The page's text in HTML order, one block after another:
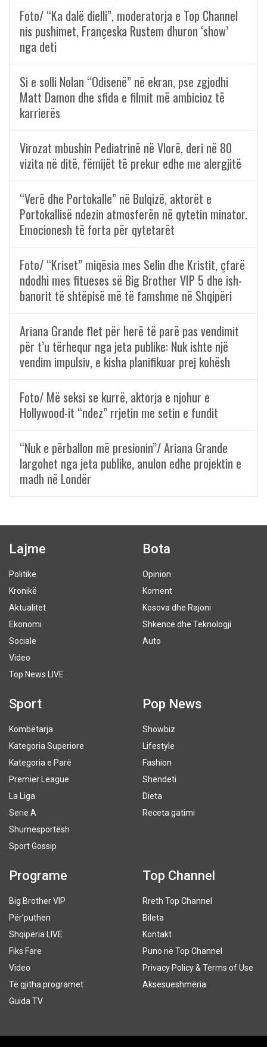
Foto/ “Ka dalë dielli”, moderatorja e Top Channel
nis pushimet, Françeska Rustem dhuron ‘show’
nga deti
Si e solli Nolan “Odisenë” në ekran, pse zgjodhi
Matt Damon dhe sfida e filmit më ambicioz të
karrierës
Virozat mbushin Pediatrinë në Vlorë, deri në 80
vizita në ditë, fëmijët të prekur edhe me alergjitë
“Verë dhe Portokalle” në Bulqizë, aktorët e
Portokallisë ndezin atmosferën në qytetin minator.
Emocionesh të forta për qytetarët
Foto/ “Kriset” miqësia mes Selin dhe Kristit, çfarë
ndodhi mes fitueses së Big Brother VIP 5 dhe ish-
banorit të shtëpisë më të famshme në Shqipëri
Ariana Grande flet për herë të parë pas vendimit
për t’u tërhequr nga jeta publike: Nuk ishte një
vendim impulsiv, e kisha planifikuar prej kohësh
Foto/ Më seksi se kurrë, aktorja e njohur e
Hollywood-it “ndez” rrjetin me setin e fundit
“Nuk e përballon më presionin”/ Ariana Grande
largohet nga jeta publike, anulon edhe projektin e
madh në Londër
Lajme
Politikë
Kronikë
Aktualitet
Ekonomi
Sociale
Video
Top News LIVE
Bota
Opinion
Koment
Kosova dhe Rajoni
Shkencë dhe Teknologji
Auto
Sport
Kombëtarja
Kategoria Superiore
Kategoria e Parë
Premier League
La Liga
Serie A
Shumësportësh
Sport Gossip
Pop News
Showbiz
Lifestyle
Fashion
Shëndeti
Dieta
Receta gatimi
Programe
Big Brother VIP
Për’puthen
Shqipëria LIVE
Fiks Fare
Video
Të gjitha programet
Guida TV
Top Channel
Rreth Top Channel
Bileta
Kontakt
Puno në Top Channel
Privacy Policy & Terms of Use
Aksesueshmëria